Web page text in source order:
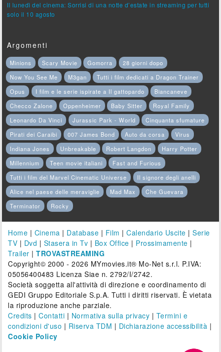
Il lunedì del cinema: Sorrisi di una notte d’estate in streaming per tutti
solo il 10 agosto
Argomenti
Minions Scary Movie Gomorra
28 giorni dopo
Now You See Me
M3gan
Tutti i film dedicati a Dragon Trainer
Opus
I film e le serie ispirate a Il gattopardo
Biancaneve
Checco Zalone
Oppenheimer Baby Sitter
Royal Family
Leonardo Da Vinci
Jurassic Park - World
Cinquanta sfumature
Pirati dei Caraibi
007 James Bond Auto da corsa
Virus
Indiana Jones
Unbreakable Robert Langdon
Harry Potter
Millennium
Teen movie italiani
Fast and Furious
Tutti i film del Marvel Cinematic Universe
Il signore degli anelli
Alice nel paese delle meraviglie
Mad Max
Che Guevara
Terminator
Rocky
Home | Cinema | Database | Film |Calendario Uscite |Serie
TV | Dvd | Stasera in Tv | Box Office | Prossimamente |
Trailer |TROVASTREAMING
Copyright© 2000 - 2026 MYmovies.it® Mo-Net s.r.l. P.IVA:
05056400483 Licenza Siae n. 2792/I/2742.
Società soggetta all'attività di direzione e coordinamento di
GEDI Gruppo Editoriale S.p.A. Tutti i diritti riservati. È vietata
la riproduzione anche parziale.
Credits |Contatti | Normativa sulla privacy | Termini e
condizioni d'uso | Riserva TDM | Dichiarazione accessibilità |
Cookie Policy